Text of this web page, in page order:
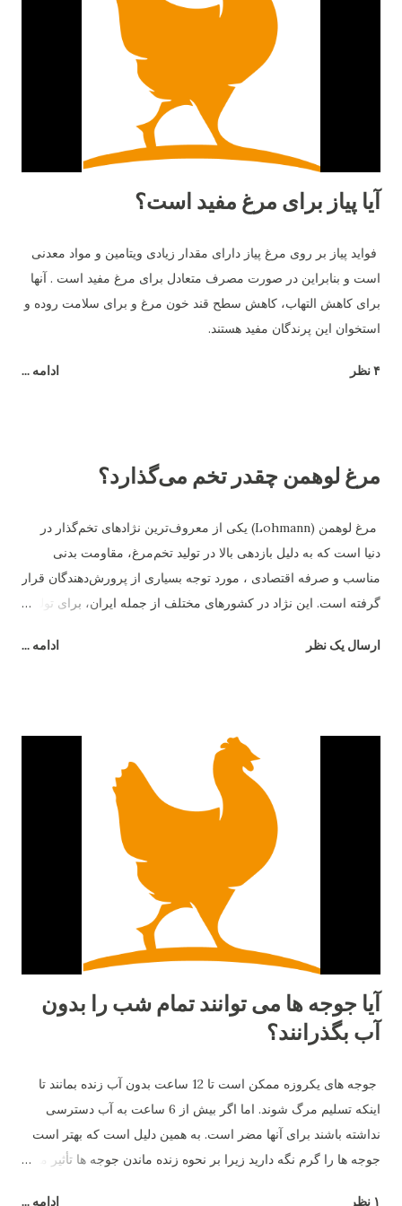
طراحی گردیده است. ۲. میزان تخم‌گذاری تفاوت اصلی میان این دو
عدد تخم‌مرغ در سال تولید می‌کند. در حالی‌که مرغ بلک استار کمی
آیا پیاز برای مرغ مفید است؟
فواید پیاز بر روی مرغ پیاز دارای مقدار زیادی ویتامین و مواد معدنی
است و بنابراین در صورت مصرف متعادل برای مرغ مفید است . آنها
برای کاهش التهاب، کاهش سطح قند خون مرغ و برای سلامت روده و
استخوان این پرندگان مفید هستند.
۴ نظر ادامه ...
مرغ لوهمن چقدر تخم می‌گذارد؟
مرغ لوهمن (Lohmann) یکی از معروف‌ترین نژادهای تخم‌گذار در
دنیا است که به دلیل بازدهی بالا در تولید تخم‌مرغ، مقاومت بدنی
مناسب و صرفه اقتصادی ، مورد توجه بسیاری از پرورش‌دهندگان قرار
گرفته است. این نژاد در کشورهای مختلف از جمله ایران، برای تولید
سؤال اصلی این است که مرغ لوهمن در سال چند تخم می‌گذارد و چه
سال نیز ثبت شده است. این میزان تخم‌گذاری باعث شده که نژاد
Brown) در صدر مرغ‌های تخم‌گذار جهان قرار گیرد. سن شروع
تخم‌گذاری مرغ‌های لوهمن معمولاً از سن ۱۸ تا ۲۰ هفتگی شروع به
تخم‌گذاری می‌کنند. در این زمان، بدن مرغ از لحاظ فیزیولوژیکی به
بلوغ تولیدی رسیده و در صورت تغذیه صحیح و نور کافی، شروع به
ارسال یک نظر ادامه ...
آیا جوجه ها می توانند تمام شب را بدون
آب بگذرانند؟
جوجه های یکروزه ممکن است تا 12 ساعت بدون آب زنده بمانند تا
اینکه تسلیم مرگ شوند. اما اگر بیش از 6 ساعت به آب دسترسی
نداشته باشند برای آنها مضر است. به همین دلیل است که بهتر است
جوجه ها را گرم نگه دارید زیرا بر نحوه زنده ماندن جوجه ها تأثیر می
۱ نظر ادامه ...